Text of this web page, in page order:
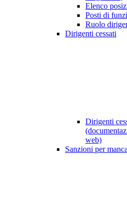
Elenco
Posti di
Ruolo
Dirigenti cessati
Dirigenti
web)
Sanzioni per